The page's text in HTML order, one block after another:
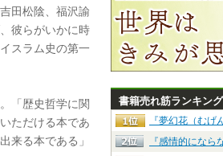
田松陰、福沢諭
彼らがいかに時
スラム史の第一
「歴史哲学に関
ただける本であ
来る本である」
書籍売れ筋ランキング
『夢幻花（むげ
『感情的になら